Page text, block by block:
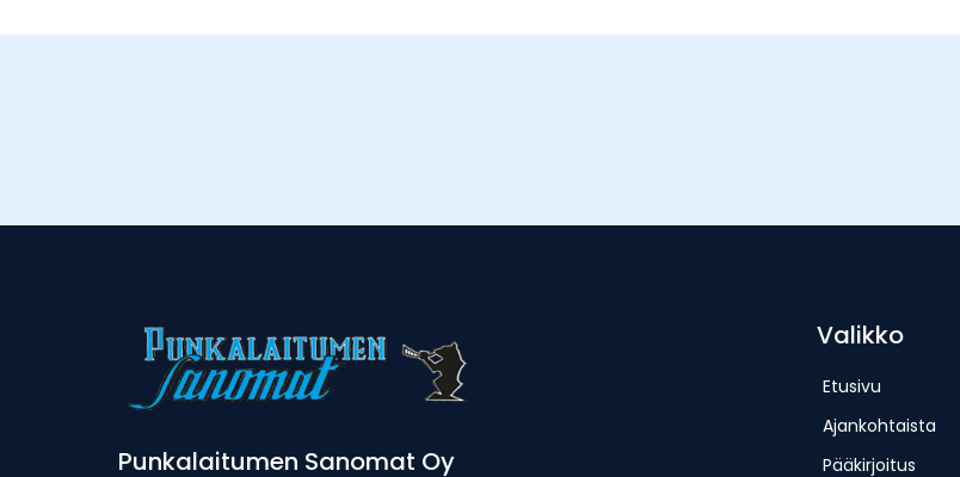
Punkalaitumen Sanomat Oy
Valikko
Etusivu
Ajankohtaista
Pääkirjoitus